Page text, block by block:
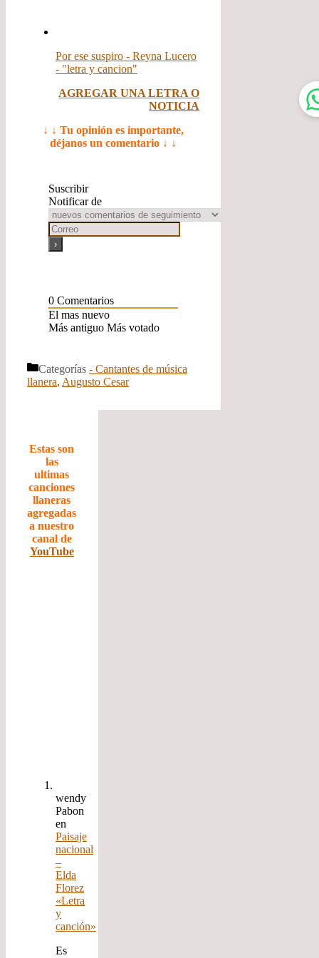
Por ese suspiro - Reyna Lucero
- "letra y cancion"
AGREGAR UNA LETRA O
NOTICIA
↓ ↓ Tu opinión es importante,
déjanos un comentario ↓ ↓
Suscribir
Notificar de
0 Comentarios
El mas nuevo
Más antiguo Más votado
Categorías - Cantantes de música
llanera, Augusto Cesar
Estas son
las
ultimas
canciones
llaneras
agregadas
a nuestro
canal de
YouTube
wendy
Pabon
en
Paisaje
nacional
–
Elda
Florez
«Letra
y
canción»
Es